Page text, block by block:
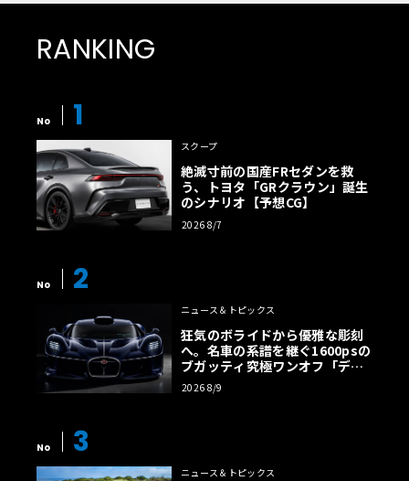
RANKING
No 1
スクープ
絶滅寸前の国産FRセダンを救
う、トヨタ「GRクラウン」誕生
のシナリオ【予想CG】
2026 8/7
No 2
ニュース＆トピックス
狂気のボライドから優雅な彫刻
へ。名車の系譜を継ぐ1600psの
ブガッティ究極ワンオフ「デス
トリエ」
2026 8/9
No 3
ニュース＆トピックス